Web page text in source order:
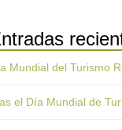
Mundial del Turismo
el Día Mundial de